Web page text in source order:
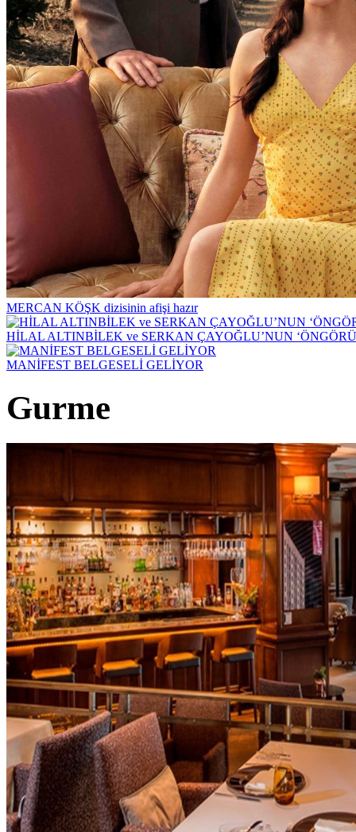
MERCAN KÖŞK dizisinin afişi hazır
HİLAL ALTINBİLEK ve SERKAN ÇAYOĞLU’NUN
MANİFEST BELGESELİ GELİYOR
Gurme